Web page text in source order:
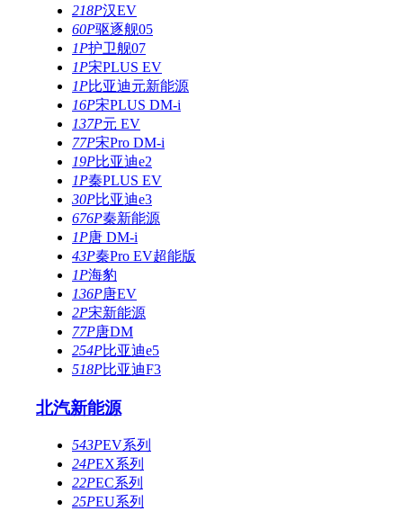
218P汉EV
60P驱逐舰05
1P护卫舰07
1P宋PLUS EV
1P比亚迪元新能源
16P宋PLUS DM-i
137P元 EV
77P宋Pro DM-i
19P比亚迪e2
1P秦PLUS EV
30P比亚迪e3
676P秦新能源
1P唐 DM-i
43P秦Pro EV超能版
1P海豹
136P唐EV
2P宋新能源
77P唐DM
254P比亚迪e5
518P比亚迪F3
北汽新能源
543PEV系列
24PEX系列
22PEC系列
25PEU系列